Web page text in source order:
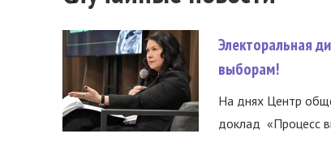
Электоральная
выборам!
На днях Центр
доклад «Процесс